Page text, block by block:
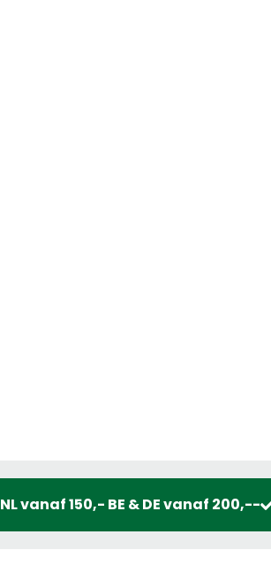
NL vanaf 150,- BE & DE vanaf 200,--